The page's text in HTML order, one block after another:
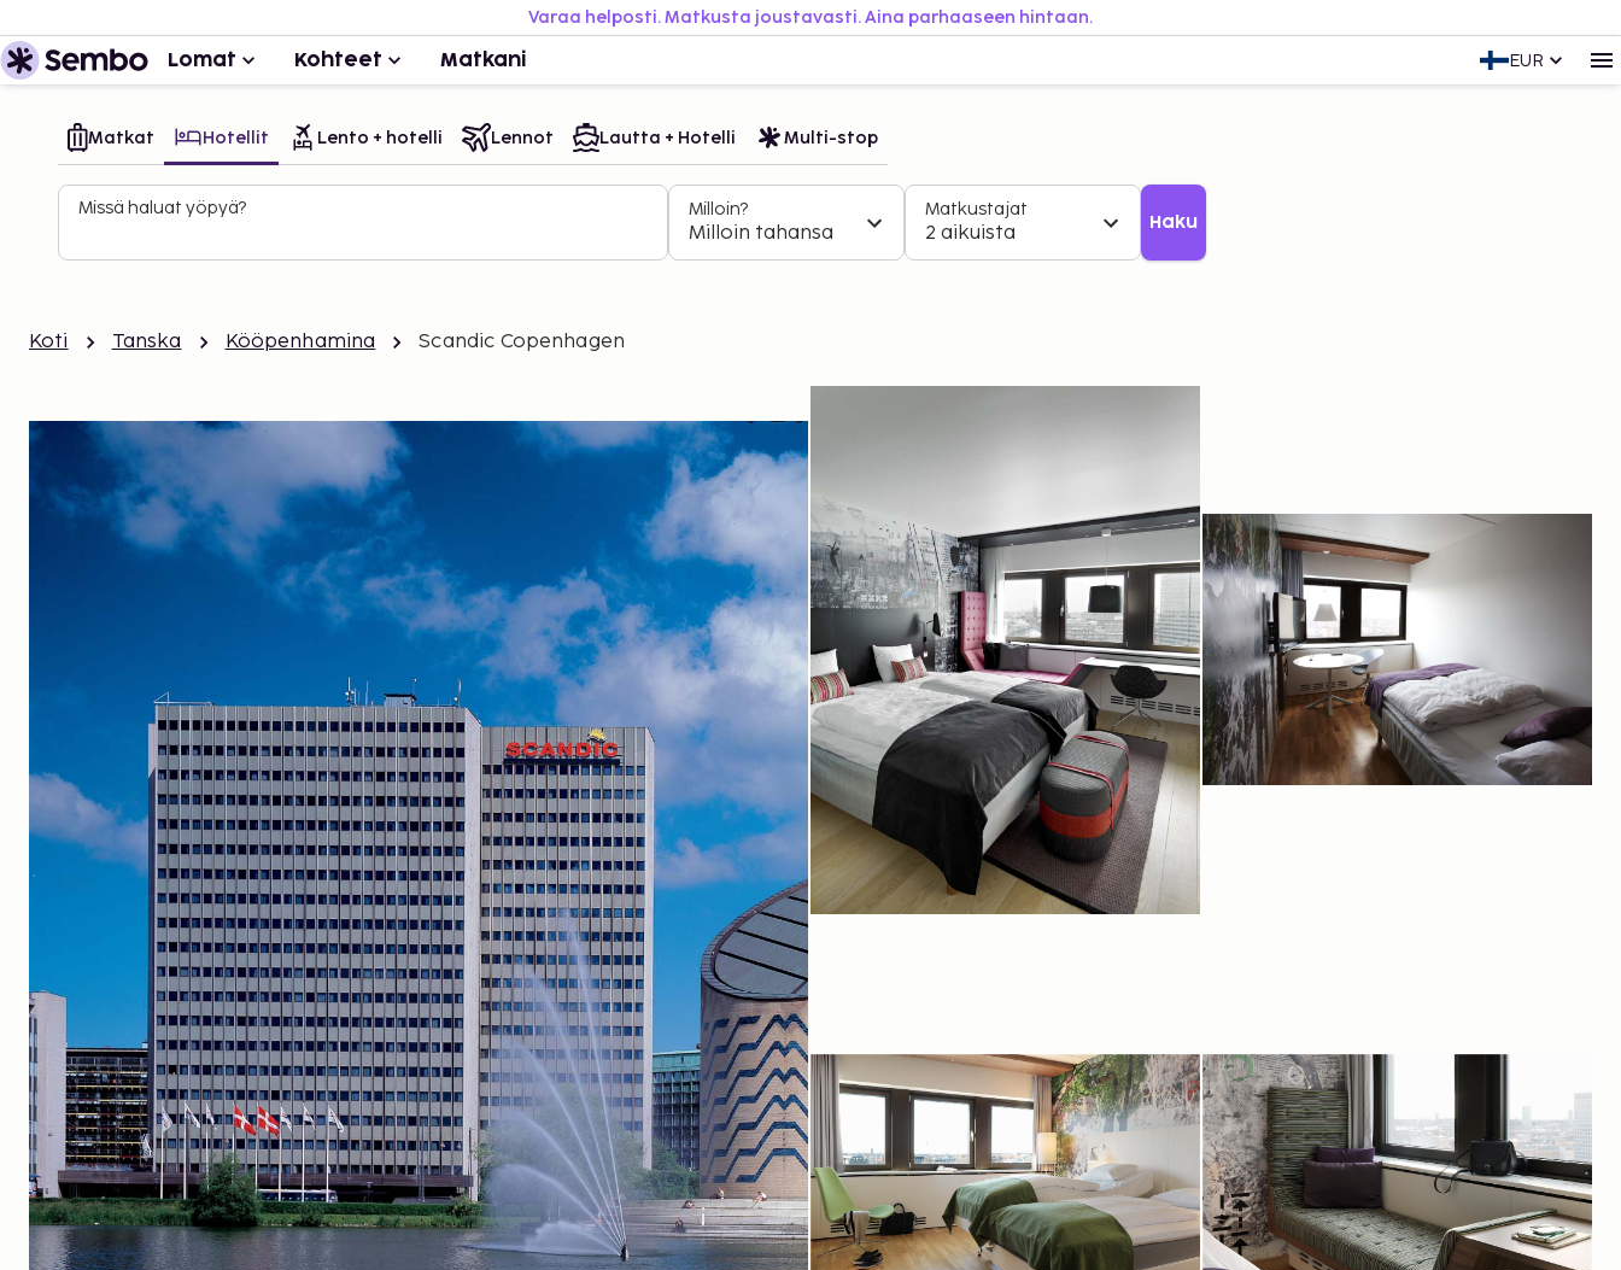
Varaa helposti. Matkusta joustavasti. Aina parhaaseen hintaan.
Lomat Kohteet Matkani EUR
Matkat Hotellit Lento + hotelli Lennot Lautta + Hotelli Multi-stop
Missä haluat yöpyä? Milloin?
Milloin tahansa
Matkustajat
2 aikuista Haku
Koti Tanska Kööpenhamina Scandic Copenhagen